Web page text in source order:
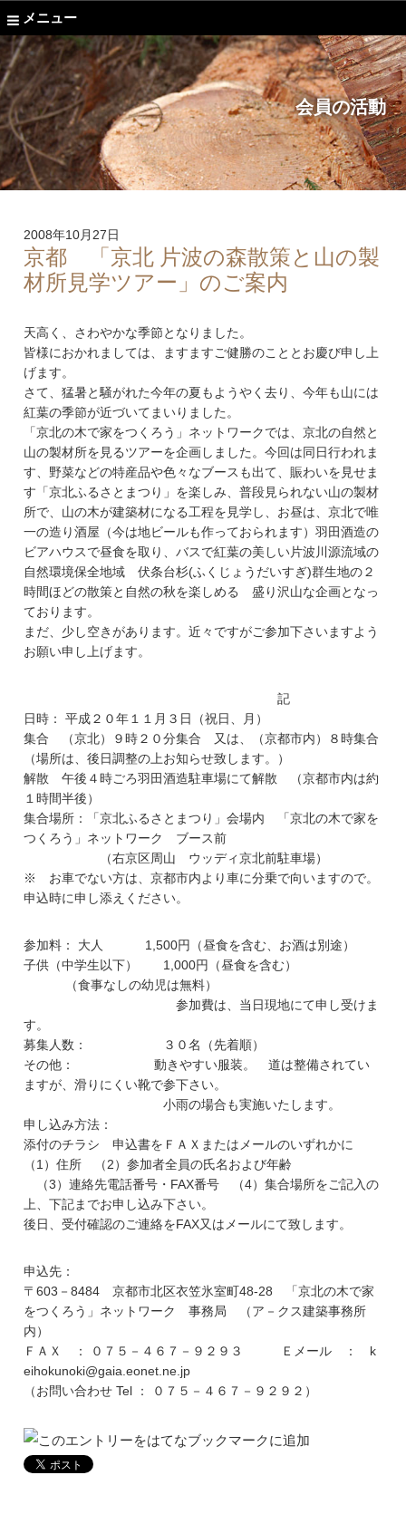
メニュー
会員の活動
2008年10月27日
京都 「京北 片波の森散策と山の製
材所見学ツアー」のご案内
天高く、さわやかな季節となりました。
皆様におかれましては、ますますご健勝のこととお慶び申し上
げます。
さて、猛暑と騒がれた今年の夏もようやく去り、今年も山には
紅葉の季節が近づいてまいりました。
「京北の木で家をつくろう」ネットワークでは、京北の自然と
山の製材所を見るツアーを企画しました。今回は同日行われま
す、野菜などの特産品や色々なブースも出て、賑わいを見せま
す「京北ふるさとまつり」を楽しみ、普段見られない山の製材
所で、山の木が建築材になる工程を見学し、お昼は、京北で唯
一の造り酒屋（今は地ビールも作っておられます）羽田酒造の
ビアハウスで昼食を取り、バスで紅葉の美しい片波川源流域の
自然環境保全地域 伏条台杉(ふくじょうだいすぎ)群生地の２
時間ほどの散策と自然の秋を楽しめる 盛り沢山な企画となっ
ております。
まだ、少し空きがあります。近々ですがご参加下さいますよう
お願い申し上げます。
記
日時： 平成２０年１１月３日（祝日、月）
集合 （京北）９時２０分集合 又は、（京都市内）８時集合
（場所は、後日調整の上お知らせ致します。）
解散 午後４時ごろ羽田酒造駐車場にて解散 （京都市内は約
１時間半後）
集合場所：「京北ふるさとまつり」会場内 「京北の木で家を
つくろう」ネットワーク ブース前
（右京区周山 ウッディ京北前駐車場）
※ お車でない方は、京都市内より車に分乗で向いますので。
申込時に申し添えください。
参加料： 大人 1,500円（昼食を含む、お酒は別途）
子供（中学生以下） 1,000円（昼食を含む）
（食事なしの幼児は無料）
参加費は、当日現地にて申し受けま
す。
募集人数： ３０名（先着順）
その他： 動きやすい服装。 道は整備されてい
ますが、滑りにくい靴で参下さい。
小雨の場合も実施いたします。
申し込み方法：
添付のチラシ 申込書をＦＡＸまたはメールのいずれかに
（1）住所 （2）参加者全員の氏名および年齢
（3）連絡先電話番号・FAX番号 （4）集合場所をご記入の
上、下記までお申し込み下さい。
後日、受付確認のご連絡をFAX又はメールにて致します。
申込先：
〒603－8484 京都市北区衣笠氷室町48-28 「京北の木で家
をつくろう」ネットワーク 事務局 （ア－クス建築事務所
内）
ＦＡＸ ： ０７５－４６７－９２９３ Ｅメール ： k
eihokunoki@gaia.eonet.ne.jp
（お問い合わせ Tel ： ０７５－４６７－９２９２）